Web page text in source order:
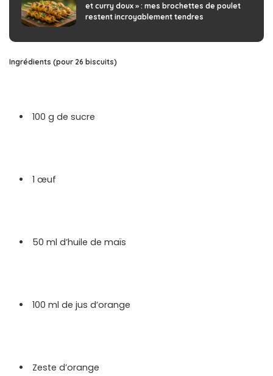
et curry doux » : mes brochettes de poulet
restent incroyablement tendres
Ingrédients (pour 26 biscuits)
100 g de sucre
1 œuf
50 ml d’huile de maïs
100 ml de jus d’orange
Zeste d’orange